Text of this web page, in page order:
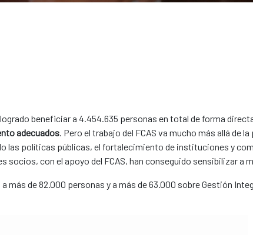
beneficiar a 4.454.635 personas en total de forma
adecuados . Pero el trabajo del FCAS va mucho más allá de
las políticas públicas, el fortalecimiento de instituciones y
con el apoyo del FCAS, han conseguido sensibilizar a
de 82.000 personas y a más de 63.000 sobre Gestión